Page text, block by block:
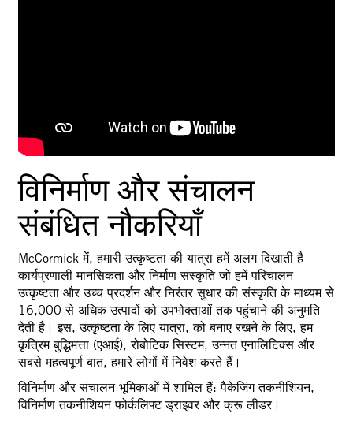
विनिर्माण और संचालन
संबंधित नौकरियाँ
McCormick में, हमारी उत्कृष्टता की यात्रा हमें अलग दिखाती है -
कार्यप्रणाली मानसिकता और निर्माण संस्कृति जो हमें परिचालन
उत्कृष्टता और उच्च प्रदर्शन और निरंतर सुधार की संस्कृति के माध्यम से
16,000 से अधिक उत्पादों को उपभोक्ताओं तक पहुंचाने की अनुमति
देती है। इस, उत्कृष्टता के लिए यात्रा, को बनाए रखने के लिए, हम
कृत्रिम बुद्धिमत्ता (एआई), रोबोटिक सिस्टम, उन्नत एनालिटिक्स और
सबसे महत्वपूर्ण बात, हमारे लोगों में निवेश करते हैं।
विनिर्माण और संचालन भूमिकाओं में शामिल हैं: पैकेजिंग तकनीशियन,
विनिर्माण तकनीशियन फोर्कलिफ्ट ड्राइवर और क्रू लीडर।